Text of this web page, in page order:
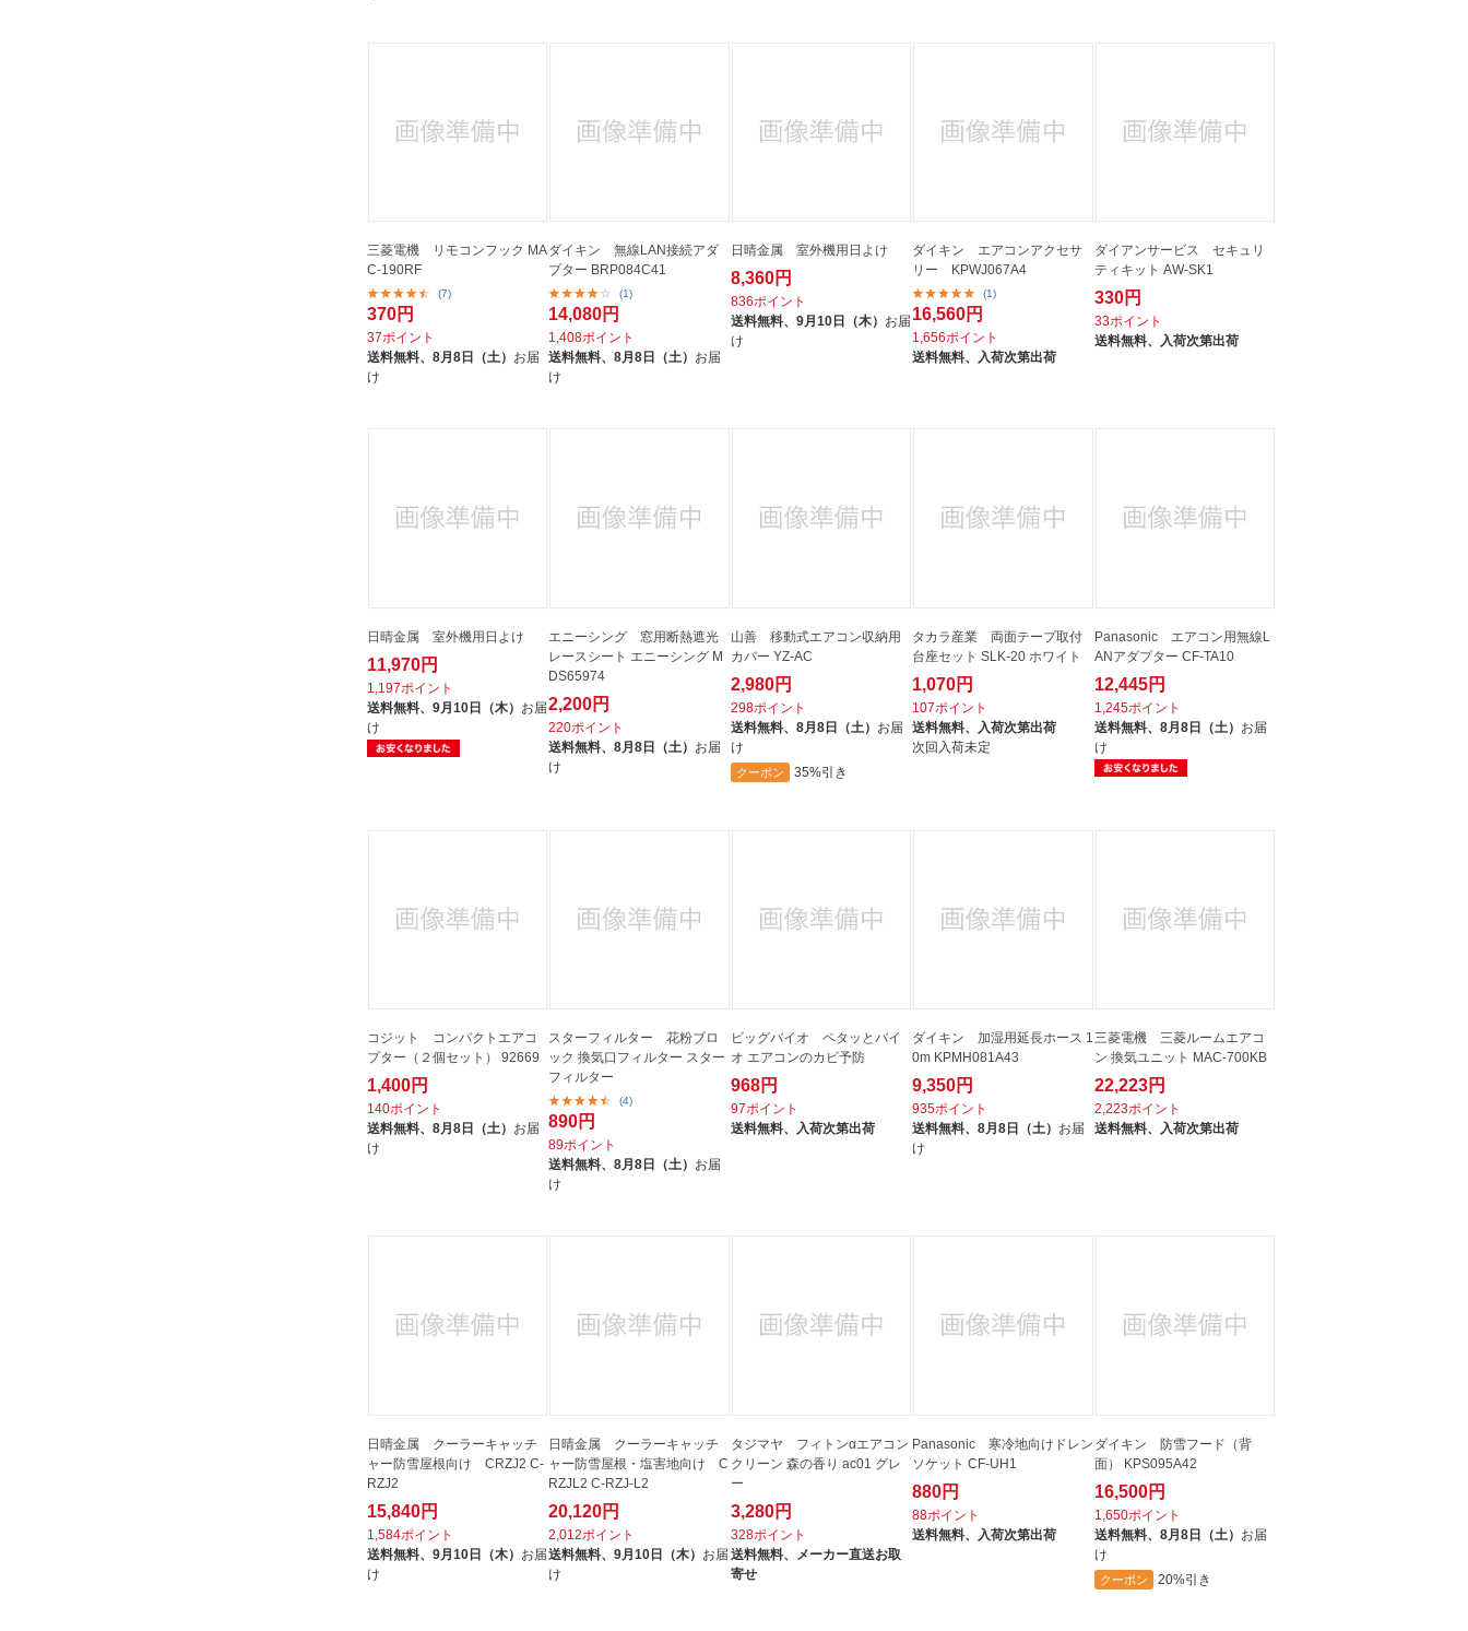
三菱電機 リモコンフック MA
C-190RF
(7)
370円
37ポイント
送料無料、 8月8日（土） お届
け
ダイキン 無線LAN接続アダ
プター BRP084C41
(1)
14,080円
1,408ポイント
送料無料、8月8日（土） お届
け
日晴金属 室外機用日よけ
8,360円
836ポイント
送料無料、 9月10日（木） お届
け
ダイキン エアコンアクセサ
リー KPWJ067A4
(1)
16,560円
1,656ポイント
送料無料、 入荷次第出荷
ダイアンサービス セキュリ
ティキット AW-SK1
330円
33ポイント
送料無料、
入荷次第出荷
日晴金属 室外機用日よけ
11,970円
1,197ポイント
送料無料、 9月10日（木） お届
け
エニーシング 窓用断熱遮光
レースシート エニーシング M
DS65974
2,200円
220ポイント
送料無料、8月8日（土） お届
け
山善 移動式エアコン収納用
カバー YZ-AC
2,980円
298ポイント
送料無料、 8月8日（土） お届
け
クーポン 35%引き
タカラ産業 両面テープ取付
台座セット SLK-20 ホワイト
1,070円
107ポイント
送料無料、
入荷次第出荷
次回入荷未定
Panasonic エアコン用無線L
ANアダプター CF-TA10
12,445円
1,245ポイント
送料無料、 8月8日（土） お届
け
コジット コンパクトエアコ
プター（２個セット） 92669
1,400円
140ポイント
送料無料、 8月8日（土） お届
け
スターフィルター 花粉ブロ
ック 換気口フィルター スター
フィルター
(4)
890円
89ポイント
送料無料、8月8日（土） お届
け
ビッグバイオ ペタッとバイ
オ エアコンのカビ予防
968円
97ポイント
送料無料、 入荷次第出荷
ダイキン 加湿用延長ホース 1
0m KPMH081A43
9,350円
935ポイント
送料無料、8月8日（土） お届
け
三菱電機 三菱ルームエアコ
ン 換気ユニット MAC-700KB
22,223円
2,223ポイント
送料無料、
入荷次第出荷
日晴金属 クーラーキャッチ
ャー防雪屋根向け CRZJ2 C-
RZJ2
15,840円
1,584ポイント
送料無料、 9月10日（木） お届
け
日晴金属 クーラーキャッチ
ャー防雪屋根・塩害地向け C
RZJL2 C-RZJ-L2
20,120円
2,012ポイント
送料無料、9月10日（木） お届
け
タジマヤ フィトンαエアコン
クリーン 森の香り ac01 グレ
ー
3,280円
328ポイント
送料無料、
メーカー直送お取
寄せ
Panasonic 寒冷地向けドレン
ソケット CF-UH1
880円
88ポイント
送料無料、
入荷次第出荷
ダイキン 防雪フード（背
面） KPS095A42
16,500円
1,650ポイント
送料無料、 8月8日（土） お届
け
クーポン 20%引き